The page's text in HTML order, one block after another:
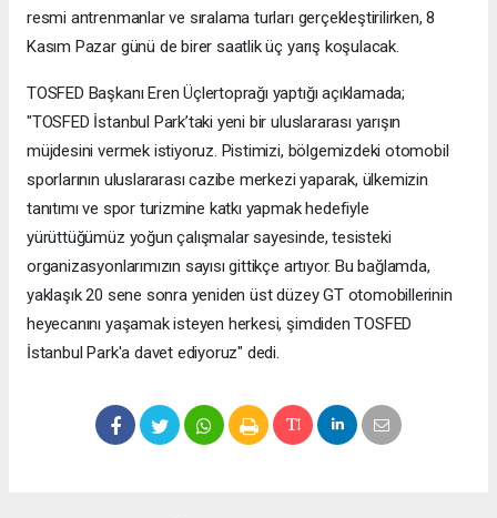
resmi antrenmanlar ve sıralama turları gerçekleştirilirken, 8
Kasım Pazar günü de birer saatlik üç yarış koşulacak.
TOSFED Başkanı Eren Üçlertoprağı yaptığı açıklamada;
"TOSFED İstanbul Park’taki yeni bir uluslararası yarışın
müjdesini vermek istiyoruz. Pistimizi, bölgemizdeki otomobil
sporlarının uluslararası cazibe merkezi yaparak, ülkemizin
tanıtımı ve spor turizmine katkı yapmak hedefiyle
yürüttüğümüz yoğun çalışmalar sayesinde, tesisteki
organizasyonlarımızın sayısı gittikçe artıyor. Bu bağlamda,
yaklaşık 20 sene sonra yeniden üst düzey GT otomobillerinin
heyecanını yaşamak isteyen herkesi, şimdiden TOSFED
İstanbul Park'a davet ediyoruz" dedi.